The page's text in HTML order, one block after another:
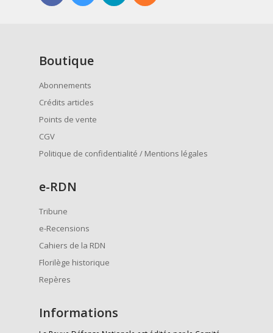
Boutique
Abonnements
Crédits articles
Points de vente
CGV
Politique de confidentialité / Mentions légales
e-RDN
Tribune
e-Recensions
Cahiers de la RDN
Florilège historique
Repères
Informations